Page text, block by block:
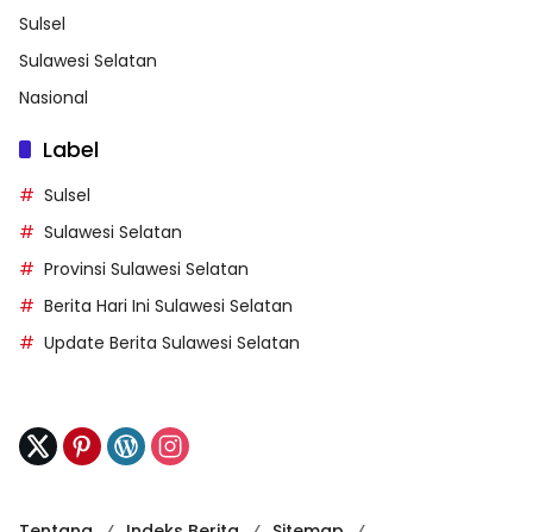
Sulsel
Sulawesi Selatan
Nasional
Label
Sulsel
Sulawesi Selatan
Provinsi Sulawesi Selatan
Berita Hari Ini Sulawesi Selatan
Update Berita Sulawesi Selatan